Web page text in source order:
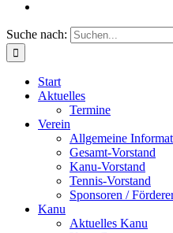
Suche nach:
Start
Aktuelles
Termine
Verein
Allgemeine
Gesamt-Vorstand
Kanu-Vorstand
Tennis-Vorstand
Sponsoren /
Kanu
Aktuelles Kanu